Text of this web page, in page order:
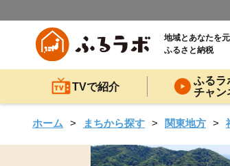
地域とあなたを
ふるさと納税
TVで紹介
ふるラ
チャン
ホーム まちから探す 関東地方